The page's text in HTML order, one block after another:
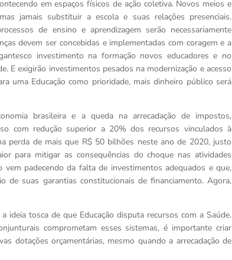
em espaços físicos de ação coletiva. Novos meios e
jamais substituir a escola e suas relações presenciais.
de ensino e aprendizagem serão necessariamente
devem ser concebidas e implementadas com coragem e a
investimento na formação novos educadores e no
exigirão investimentos pesados na modernização e acesso
uma Educação como prioridade, mais dinheiro público será
brasileira e a queda na arrecadação de impostos,
com redução superior a 20% dos recursos vinculados à
perda de mais que R$ 50 bilhões neste ano de 2020, justo
para mitigar as consequências do choque nas atividades
padecendo da falta de investimentos adequados e que,
de suas garantias constitucionais de financiamento. Agora,
ideia tosca de que Educação disputa recursos com a Saúde.
comprometam esses sistemas, é importante criar
dotações orçamentárias, mesmo quando a arrecadação de